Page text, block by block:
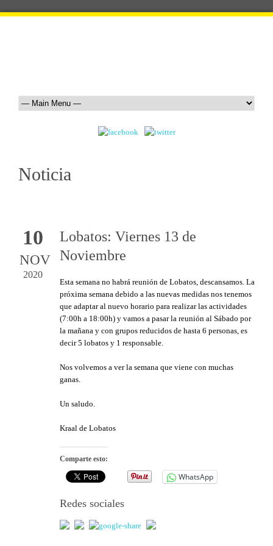
Noticia
10
NOV
2020
Lobatos: Viernes 13 de
Noviembre
Esta semana no habrá reunión de Lobatos, descansamos. La
próxima semana debido a las nuevas medidas nos tenemos
que adaptar al nuevo horario para realizar las actividades
(7:00h a 18:00h) y vamos a pasar la reunión al Sábado por
la mañana y con grupos reducidos de hasta 6 personas, es
decir 5 lobatos y 1 responsable.
Nos volvemos a ver la semana que viene con muchas
ganas.
Un saludo.
Kraal de Lobatos
Comparte esto:
WhatsApp
Redes sociales